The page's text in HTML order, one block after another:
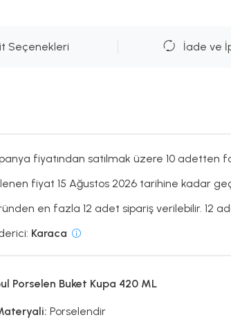
Seçenekleri İade ve
fiyatından satılmak üzere 10 adetten
fiyat 15 Ağustos 2026 tarihine kadar
en fazla 12 adet sipariş verilebilir. 12
Karaca
Porselen Buket Kupa 420 ML
Porselendir